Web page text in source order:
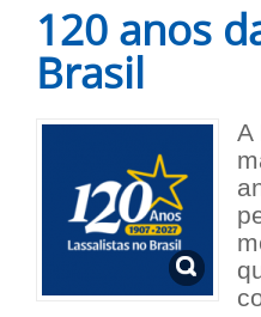
120 anos
Brasil
A